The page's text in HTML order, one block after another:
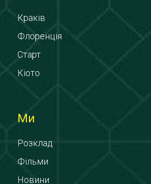
Краків
Флоренція
Старт
Кіото
Ми
Розклад
Фільми
Новини